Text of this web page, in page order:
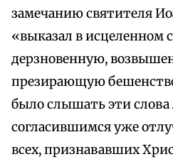
замечанию святителя
«выказал в исцеленном
дерзновенную,
презирающую
было слышать эти
согласившимся уже
всех, признававших